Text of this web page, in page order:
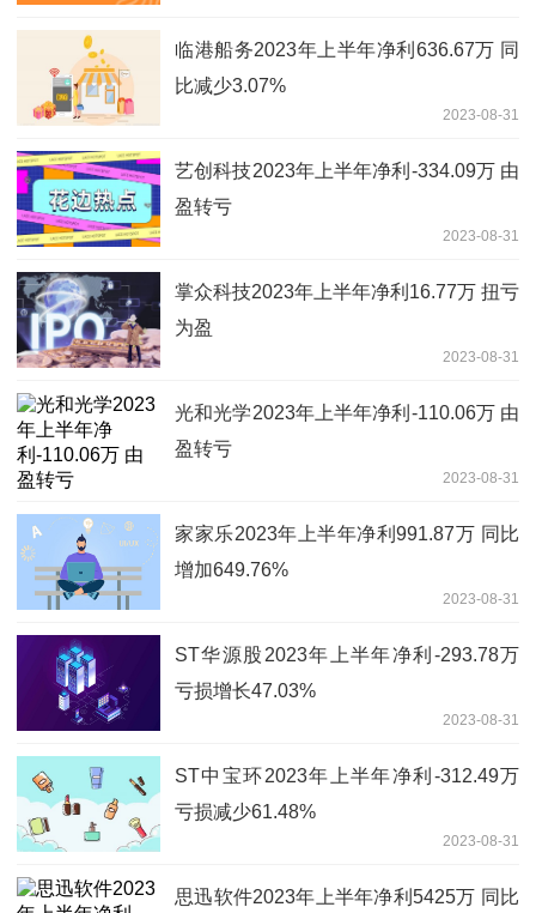
临港船务2023年上半年净利636.67万 同
比减少3.07%
2023-08-31
艺创科技2023年上半年净利-334.09万 由
盈转亏
2023-08-31
掌众科技2023年上半年净利16.77万 扭亏
为盈
2023-08-31
光和光学2023年上半年净利-110.06万 由
盈转亏
2023-08-31
家家乐2023年上半年净利991.87万 同比
增加649.76%
2023-08-31
ST华源股2023年上半年净利-293.78万
亏损增长47.03%
2023-08-31
ST中宝环2023年上半年净利-312.49万
亏损减少61.48%
2023-08-31
思迅软件2023年上半年净利5425万 同比